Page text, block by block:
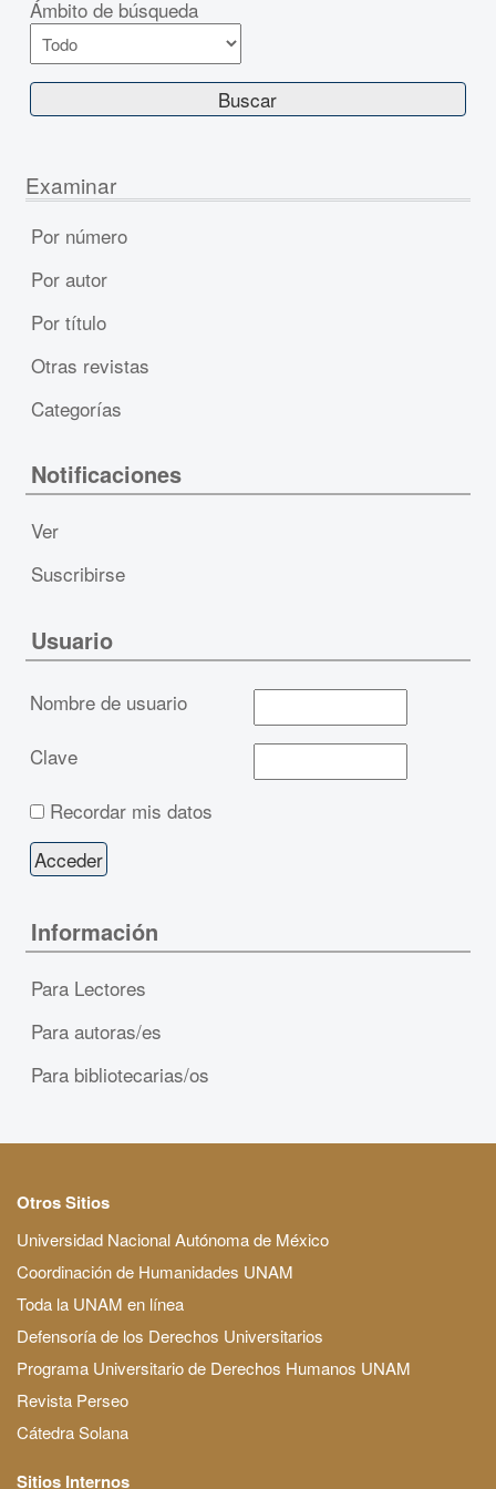
Ámbito de búsqueda
Examinar
Por número
Por autor
Por título
Otras revistas
Categorías
Notificaciones
Ver
Suscribirse
Usuario
Nombre de usuario
Clave
Recordar mis datos
Información
Para Lectores
Para autoras/es
Para bibliotecarias/os
Otros Sitios
Universidad Nacional Autónoma de México
Coordinación de Humanidades UNAM
Toda la UNAM en línea
Defensoría de los Derechos Universitarios
Programa Universitario de Derechos Humanos UNAM
Revista Perseo
Cátedra Solana
Sitios Internos